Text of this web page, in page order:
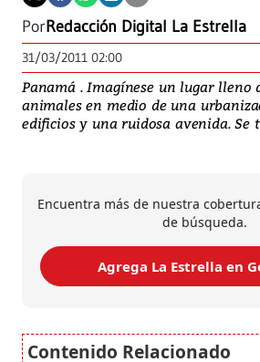
PorRedacción Digital La Estrella
31/03/2011 02:00
Panamá . Imagínese un lugar lleno
animales en medio de una
edificios y una ruidosa avenida. Se
Encuentra más de nuestra
de búsqueda.
Agrega La Estrella en